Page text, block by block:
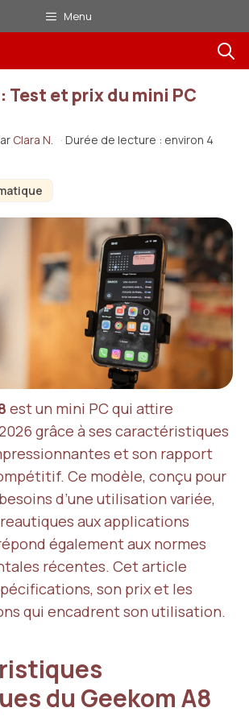
Menu
Test et prix du mini PC
Clara N. · Durée de lecture : environ 4
est un mini PC qui attire
grâce à ses caractéristiques
et son rapport
Ce modèle, conçu pour
d’une utilisation variée,
aux applications
également aux normes
récentes. Cet article
son prix et les
qui encadrent son utilisation.
du Geekom A8